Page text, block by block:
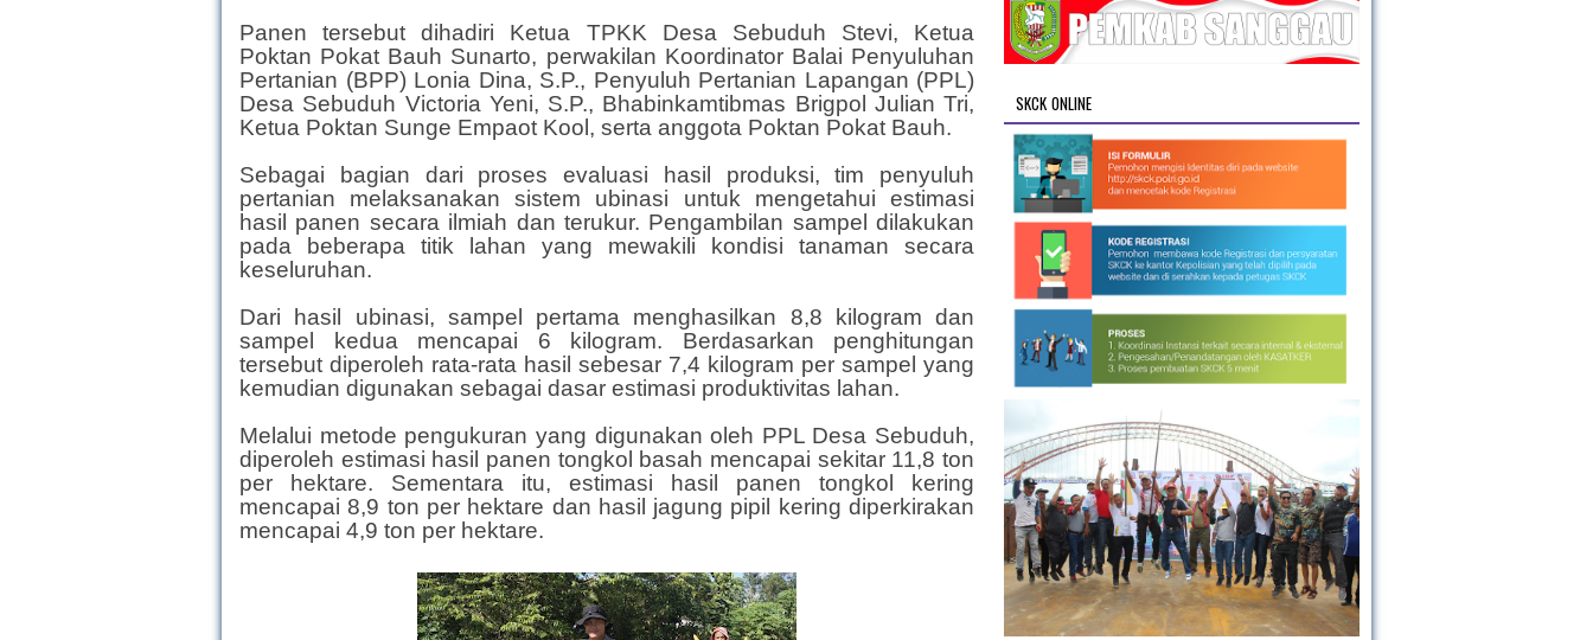
Panen tersebut dihadiri Ketua TPKK Desa Sebuduh Stevi, Ketua
Poktan Pokat Bauh Sunarto, perwakilan Koordinator Balai Penyuluhan
Pertanian (BPP) Lonia Dina, S.P., Penyuluh Pertanian Lapangan (PPL)
Desa Sebuduh Victoria Yeni, S.P., Bhabinkamtibmas Brigpol Julian Tri,
Ketua Poktan Sunge Empaot Kool, serta anggota Poktan Pokat Bauh.
Sebagai bagian dari proses evaluasi hasil produksi, tim penyuluh
pertanian melaksanakan sistem ubinasi untuk mengetahui estimasi
hasil panen secara ilmiah dan terukur. Pengambilan sampel dilakukan
pada beberapa titik lahan yang mewakili kondisi tanaman secara
keseluruhan.
Dari hasil ubinasi, sampel pertama menghasilkan 8,8 kilogram dan
sampel kedua mencapai 6 kilogram. Berdasarkan penghitungan
tersebut diperoleh rata-rata hasil sebesar 7,4 kilogram per sampel yang
kemudian digunakan sebagai dasar estimasi produktivitas lahan.
Melalui metode pengukuran yang digunakan oleh PPL Desa Sebuduh,
diperoleh estimasi hasil panen tongkol basah mencapai sekitar 11,8 ton
per hektare. Sementara itu, estimasi hasil panen tongkol kering
mencapai 8,9 ton per hektare dan hasil jagung pipil kering diperkirakan
mencapai 4,9 ton per hektare.
SKCK ONLINE